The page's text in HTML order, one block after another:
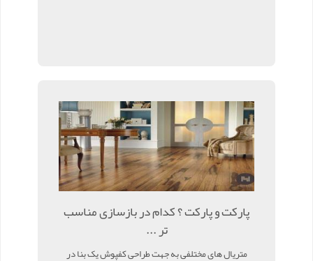
پارکت و پارکت ؟ کدام در بازسازی مناسب
تر ...
متریال های مختلفی به جهت طراحی کفپوش یک بنا در